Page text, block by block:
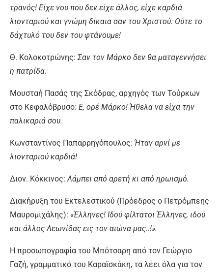
τρανός! Είχε νου που δεν είχε άλλος, είχε καρδιά
λιονταριού και γνώμη δίκαια σαν του Χριστού. Ούτε το
δάχτυλό του δεν του φτάνουμε!
Θ. Κολοκοτρώνης:Σαν τον Μάρκο δεν θα ματαγεννήσει
η πατρίδα.
Μουσταή Πασάς της Σκόδρας, αρχηγός των Τούρκων
στο Κεφαλόβρυσο: Ε, ορέ Μάρκο! Ήθελα να είχα την
παλικαριά σου.
Κωνσταντίνος Παπαρρηγόπουλος: Ήταν αρνί με
λιονταριού καρδιά!
Διον. Κόκκινος:Λάμπει από αρετή κι από ηρωισμό.
Διακήρυξη του Εκτελεστικού (Πρόεδρος ο Πετρόμπεης
Μαυρομιχάλης): «Έλληνες! Ιδού φίλτατοι Έλληνες, ιδού
και άλλος Λεωνίδας εις τον αιώνα μας..!».
Η προσωπογραφία του Μπότσαρη από τον Γεώργιο
Γαζή, γραμματικό του Καραϊσκάκη, τα λέει όλα για τον